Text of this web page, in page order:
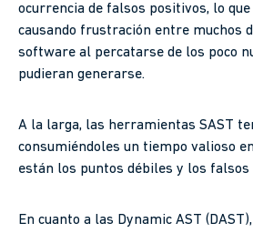
ocurrencia de falsos positivos, lo
causando frustración entre muchos
software al percatarse de los poco
pudieran generarse.
A la larga, las herramientas SAST
consumiéndoles un tiempo valioso
están los puntos débiles y los falsos
En cuanto a las Dynamic AST